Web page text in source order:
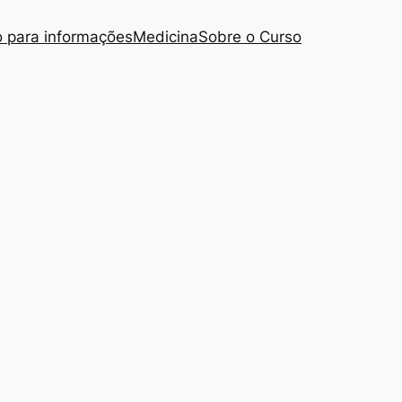
para informaçõesMedicinaSobre o Curso